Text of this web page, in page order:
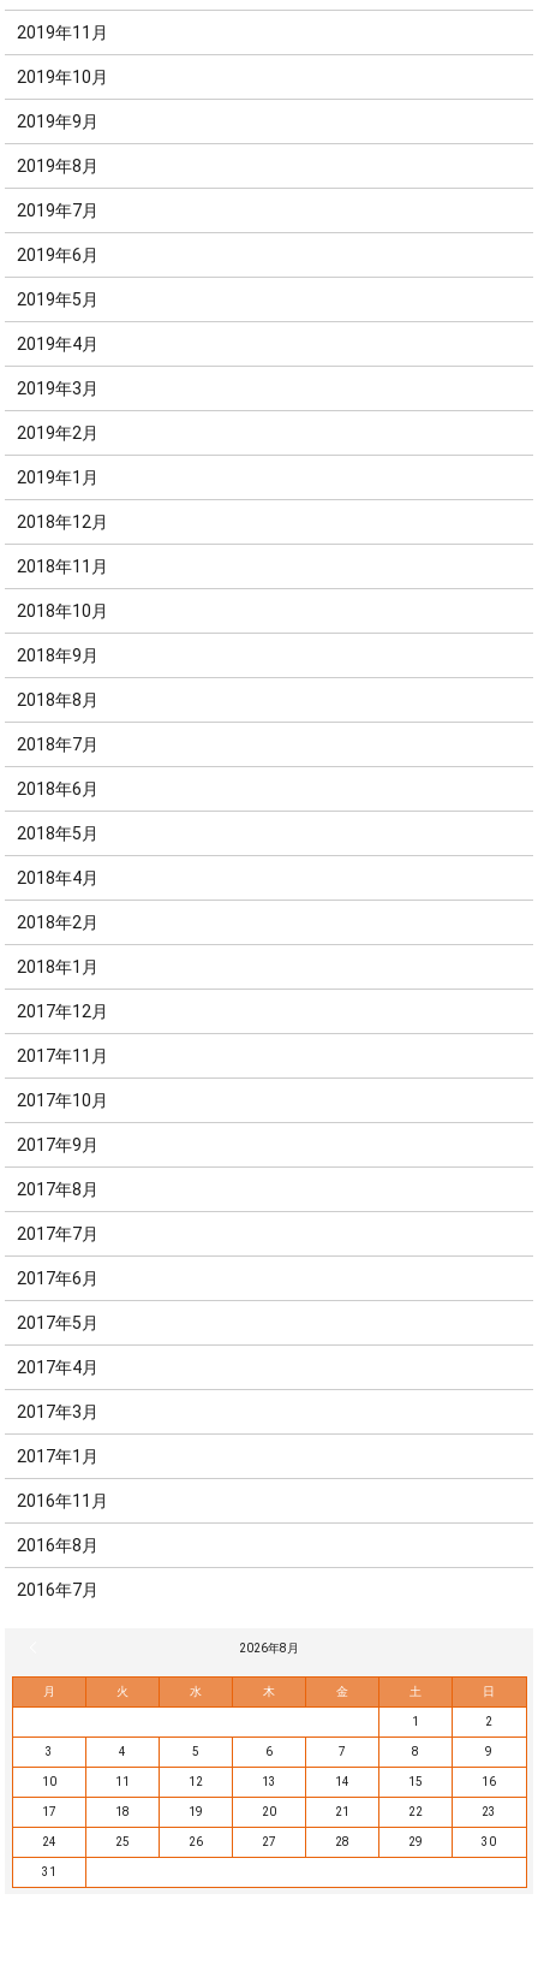
2019年11月
2019年10月
2019年9月
2019年8月
2019年7月
2019年6月
2019年5月
2019年4月
2019年3月
2019年2月
2019年1月
2018年12月
2018年11月
2018年10月
2018年9月
2018年8月
2018年7月
2018年6月
2018年5月
2018年4月
2018年2月
2018年1月
2017年12月
2017年11月
2017年10月
2017年9月
2017年8月
2017年7月
2017年6月
2017年5月
2017年4月
2017年3月
2017年1月
2016年11月
2016年8月
2016年7月
2026年8月
月 火 水 木 金 土 日
1 2
3 4 5 6 7 8 9
10 11 12 13 14 15 16
17 18 19 20 21 22 23
24 25 26 27 28 29 30
31